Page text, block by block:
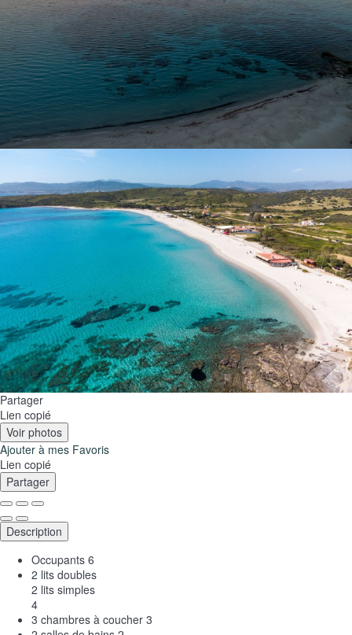
Partager
Lien copié
Voir photos
Ajouter à mes Favoris
Lien copié
Partager
Description
Occupants 6
2 lits doubles
2 lits simples
4
3 chambres à coucher 3